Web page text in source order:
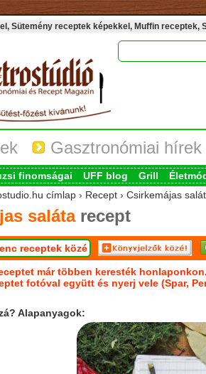
Sütemény receptek képekkel, Muffin receptek,
Gasztronómiai hírek
finomságai UFF blog Grill
címlap › Recept › Csirkemájas
salátarecept
receptek közé
már többen keresték
fotóval együtt és nyerj vele (Spar,
Alapanyagok: